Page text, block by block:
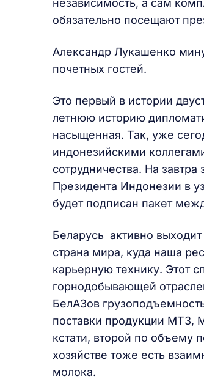
независимость, а сам
обязательно посещают
Александр Лукашенко
почетных гостей.
Это первый в истории
летнюю историю
насыщенная. Так, уже
индонезийскими
сотрудничества. На
Президента Индонезии в
будет подписан пакет
Беларусь активно
страна мира, куда наша
карьерную технику. Этот
горнодобывающей
БелАЗов
поставки продукции МТЗ,
кстати, второй по объему
хозяйстве тоже есть
молока.